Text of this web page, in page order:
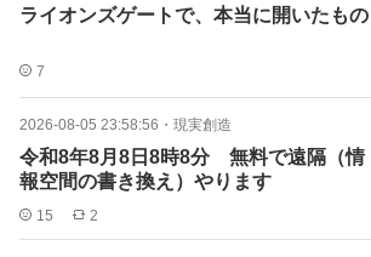
ライオンズゲートで、本当に開いたもの
7
2026-08-05 23:58:56 ・ 現実創造
令和8年8月8日8時8分 無料で遠隔（情
報空間の書き換え）やります
15 2